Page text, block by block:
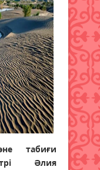
табиғи
Әлия